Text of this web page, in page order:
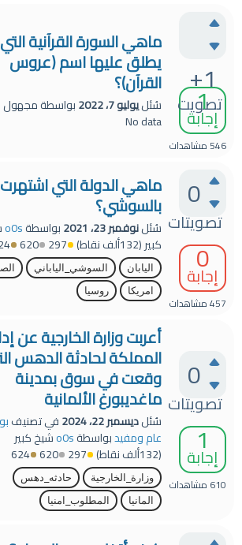
+1
تصويت
1
إجابة
546مشاهدات
ماهي السورة القرآنية التي
يطلق عليها اسم (عروس
القرآن)؟
سُئليوليو 7، 2022 بواسطةمجهول
No data
0
تصويتات
0
إجابة
457مشاهدات
ماهي الدولة التي اشتهرت
بالسوشي؟
سُئلنوفمبر 23، 2021 بواسطةo0s
كبير(132ألف نقاط) 297
620
اليابان السوشي_الياباني
امريكا
روسيا
0
تصويتات
1
إجابة
610 مشاهدات
أعربت وزارة الخارجية عن
المملكة لحادثة الدهس
وقعت في سوق بمدينة
ماغديبورغ الألمانية
سُئلديسمبر 22، 2024 في تصنيف
عام ومفيدبواسطةo0sشيخ كبير
(132ألف نقاط) 297
620
624
وزارة_الخارجية
حادثه_دهس
المانيا
المطلوب_امنيا